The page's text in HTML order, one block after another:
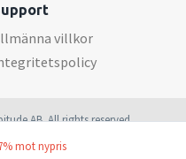
mot nypris
villkor
AB. All rights reserved.